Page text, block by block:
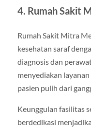
4. Rumah Sakit
Rumah Sakit Mitra
kesehatan saraf
diagnosis dan
menyediakan
pasien pulih dari
Keunggulan fasilitas
berdedikasi